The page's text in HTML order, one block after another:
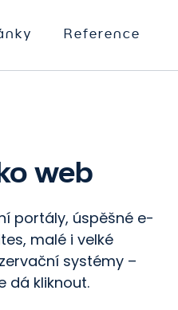
Reference
web
portály, úspěšné e-
malé i velké
systémy –
dá kliknout.